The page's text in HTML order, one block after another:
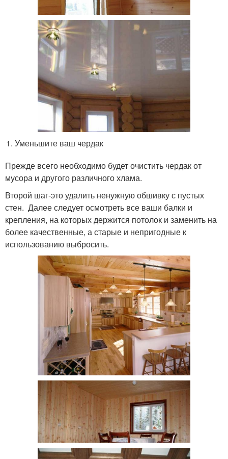
Уменьшите ваш чердак
Прежде всего необходимо будет очистить чердак от
мусора и другого различного хлама.
Второй шаг-это удалить ненужную обшивку с пустых
стен. Далее следует осмотреть все ваши балки и
крепления, на которых держится потолок и заменить на
более качественные, а старые и непригодные к
использованию выбросить.